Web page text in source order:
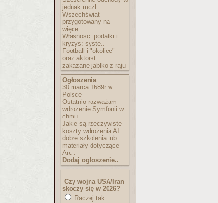
jednak możl..
Wszechświat
przygotowany na
więce..
Własność, podatki i
kryzys: syste..
Football i "okolice"
oraz aktorst..
zakazane jabłko z raju
Ogłoszenia:
30 marca 1689r w
Polsce
Ostatnio rozważam
wdrożenie Symfonii w
chmu..
Jakie są rzeczywiste
koszty wdrożenia AI
dobre szkolenia lub
materiały dotyczące
Arc..
Dodaj ogłoszenie..
Czy wojna USA/Iran
skoczy się w 2026?
Raczej tak